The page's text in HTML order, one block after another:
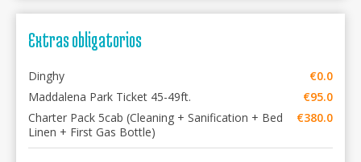
Extras obligatorios
Dinghy
€0.0
Maddalena Park Ticket 45-49ft.
€95.0
Charter Pack 5cab (Cleaning + Sanification + Bed
Linen + First Gas Bottle)
€380.0